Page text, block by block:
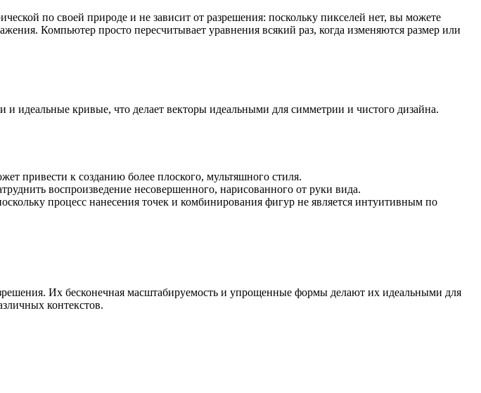
по своей природе и не зависит от разрешения: поскольку пикселей нет, вы можете
Компьютер просто пересчитывает уравнения всякий раз, когда изменяются размер или
идеальные кривые, что делает векторы идеальными для симметрии и чистого дизайна.
привести к созданию более плоского, мультяшного стиля.
воспроизведение несовершенного, нарисованного от руки вида.
процесс нанесения точек и комбинирования фигур не является интуитивным по
Их бесконечная масштабируемость и упрощенные формы делают их идеальными для
контекстов.